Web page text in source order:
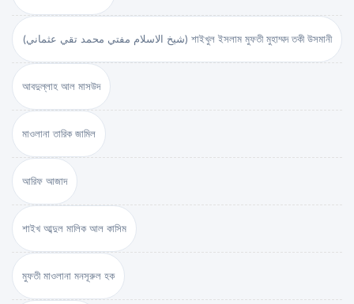
(شيخ الاسلام مفتي محمد تقي عثماني) শাইখুল ইসলাম মুফতী মুহাম্মদ তকী উসমানী
আবদুল্লাহ আল মাসউদ
মাওলানা তারিক জামিল
আরিফ আজাদ
শাইখ আব্দুল মালিক আল কাসিম
মুফতী মাওলানা মনসূরুল হক